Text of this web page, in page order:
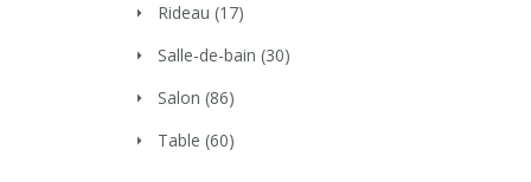
Rideau (17)
Salle-de-bain (30)
Salon (86)
Table (60)